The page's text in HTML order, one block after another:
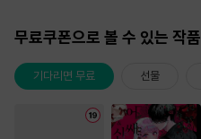
무료쿠폰으로 볼 수 있는 작품
기다리면 무료 선물